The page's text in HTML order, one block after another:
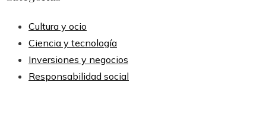
Cultura y ocio
Ciencia y tecnología
Inversiones y negocios
Responsabilidad social